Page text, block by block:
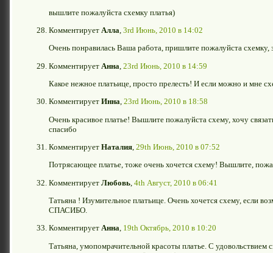
вышлите пожалуйста схемку платья)
Комментирует Алла, 3rd Июнь, 2010 в 14:02
Очень понравилась Ваша работа, пришлите пожалуйста схемку,
Комментирует Анна 23rd Июнь, 2010 в 14:59
Какое нежное платьице, просто прелесть! И если можно и мне
Комментирует Инна, 23rd Июнь, 2010 в 18:58
Очень красивое платье! Вышлите пожалуйста схему, хочу
спасибо
Комментирует Наталия, 29th Июнь, 2010 в 07:52
Потрясающее платье, тоже очень хочется схему! Вышлите,
Комментирует Любовь 4th Август, 2010 в 06:41
Татьяна ! Изумительное платьице. Очень хочется схему, если
СПАСИБО.
Комментирует Анна, 19th Октябрь, 2010 в 10:20
Татьяна, умопомрачительной красоты платье. С удовольствием